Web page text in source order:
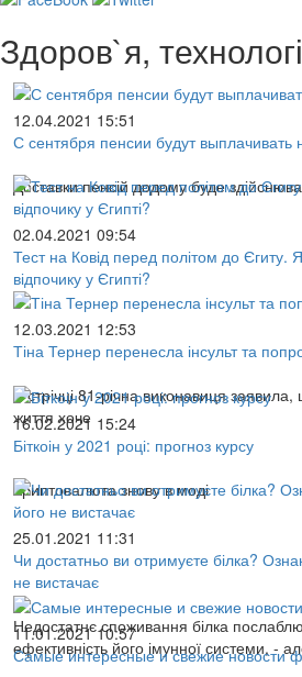
Здоров`я,
12.04.2021 15:51
С сентября пенсии будут выплачивать
Доставки пенсій додому буде
02.04.2021 09:54
Тест на Ковід перед політом до Єгиту.
відпочику у Єгипті?
12.03.2021 12:53
Тіна Тернер перенесла інсульт та
У стрічці 81-річна виконавиця
життя хоче
16.02.2021 15:24
Біткоін у 2021 році: прогноз курсу
Криптовалюта знову в моді
25.01.2021 11:31
Чи достатньо ви отримуєте білка?
не вистачає
Недостатнє споживання білка
ефективність його імунної системи, -
11.01.2021 10:57
Самые интересные и свежие новости